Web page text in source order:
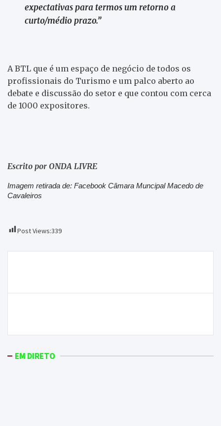
expectativas para termos um retorno a
curto/médio prazo.”
A BTL que é um espaço de negócio de todos os
profissionais do Turismo e um palco aberto ao
debate e discussão do setor e que contou com cerca
de 1000 expositores.
Escrito por ONDA LIVRE
Imagem retirada de: Facebook Câmara Muncipal Macedo de
Cavaleiros
Post Views:339
artigos
EM DIRETO